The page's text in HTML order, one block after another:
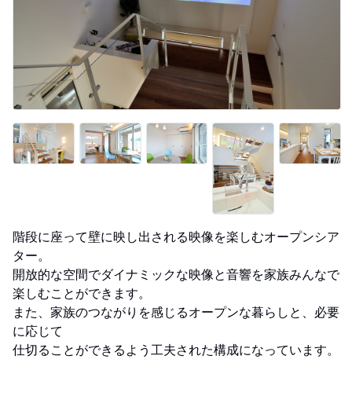
階段に座って壁に映し出される映像を楽しむオープンシア
ター。
開放的な空間でダイナミックな映像と音響を家族みんなで
楽しむことができます。
また、家族のつながりを感じるオープンな暮らしと、必要
に応じて
仕切ることができるよう工夫された構成になっています。